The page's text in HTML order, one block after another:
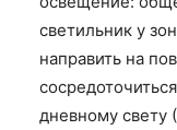
светильник у
направить на
дневному свету